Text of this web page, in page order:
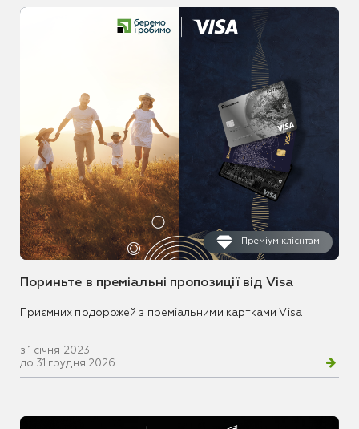
Преміум клієнтам
Пориньте в преміальні пропозиції від Visa
Приємних подорожей з преміальними картками Visa
з 1 січня 2023
до 31 грудня 2026